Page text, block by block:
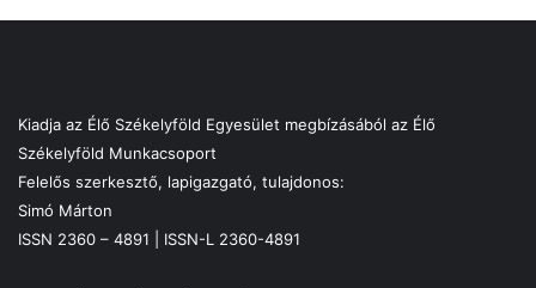
Kiadja az Élő Székelyföld Egyesület megbízásából az Élő
Székelyföld Munkacsoport
Felelős szerkesztő, lapigazgató, tulajdonos:
Simó Márton
ISSN 2360 – 4891 | ISSN-L 2360-4891